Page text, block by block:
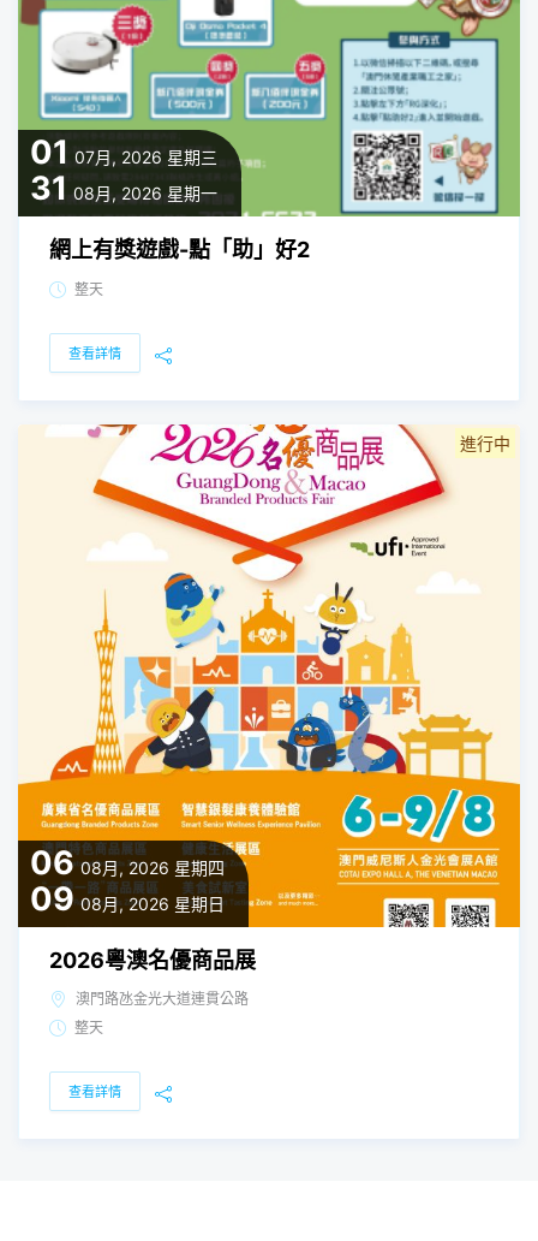
01 07月, 2026 星期三
31 08月, 2026 星期一
網上有獎遊戲-點「助」好2
整天
查看詳情
06 08月, 2026 星期四
09 08月, 2026 星期日
進行中
2026粵澳名優商品展
澳門路氹金光大道連貫公路
整天
查看詳情